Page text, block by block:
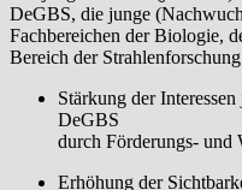
DeGBS, die junge
Fachbereichen der Biologie,
Bereich der
Stärkung der
DeGBS
durch Förderungs- und
Erhöhung der